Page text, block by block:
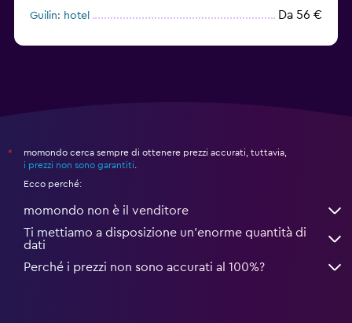
Guilin: hotel Da 56 €
*
momondo cerca sempre di ottenere prezzi accurati, tuttavia,
i prezzi non sono garantiti
Ecco perché:
momondo non è il venditore
Ti mettiamo a disposizione un’enorme quantità di
dati
Perché i prezzi non sono accurati al 100%?